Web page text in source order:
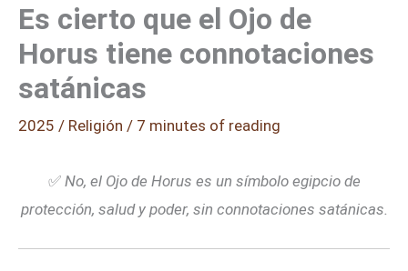
Es cierto que el Ojo de
Horus tiene connotaciones
satánicas
2025 / Religión / 7 minutes of reading
✅ No, el Ojo de Horus es un símbolo egipcio de
protección, salud y poder, sin connotaciones satánicas.